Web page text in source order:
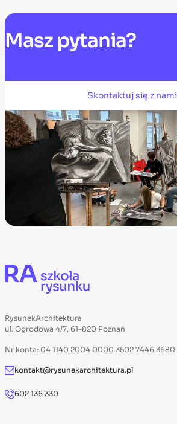
Masz pytania?
Skontaktuj się z nami
RysunekArchitektura
ul. Ogrodowa 4/7, 61-820 Poznań
Nr konta: 04 1140 2004 0000 3502 7446 3680
kontakt@rysunekarchitektura.pl
602 136 330